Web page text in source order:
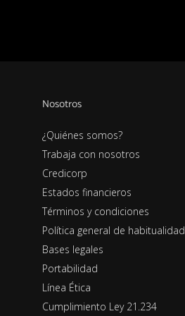
Nosotros
¿Quiénes somos?
Trabaja con nosotros
Credicorp
Estados financieros
Términos y condiciones
Política general de habitualidad
Bases legales
Portabilidad
Línea Ética
Cumplimiento Ley 21.234